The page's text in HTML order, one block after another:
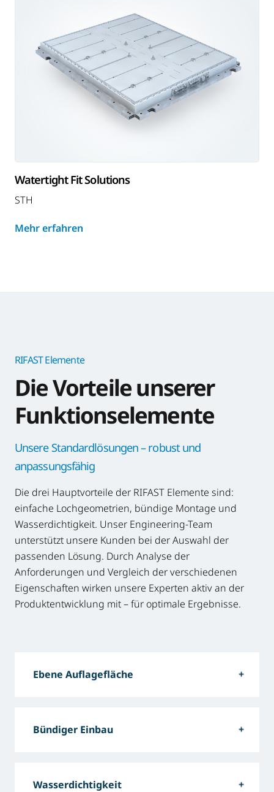
Watertight Fit Solutions
STH
Mehr erfahren
RIFAST Elemente
Die Vorteile unserer
Funktions­elemente
Unsere Standardlösungen – robust und
anpassungsfähig
Die drei Hauptvorteile der RIFAST Elemente sind:
einfache Lochgeometrien, bündige Montage und
Wasserdichtigkeit. Unser Engineering-Team
unterstützt unsere Kunden bei der Auswahl der
passenden Lösung. Durch Analyse der
Anforderungen und Vergleich der verschiedenen
Eigenschaften wirken unsere Experten aktiv an der
Produktentwicklung mit – für optimale Ergebnisse.
Ebene Auflagefläche
Bündiger Einbau
Wasserdichtigkeit